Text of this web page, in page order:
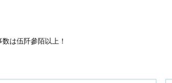
は伍阡參陌以上！